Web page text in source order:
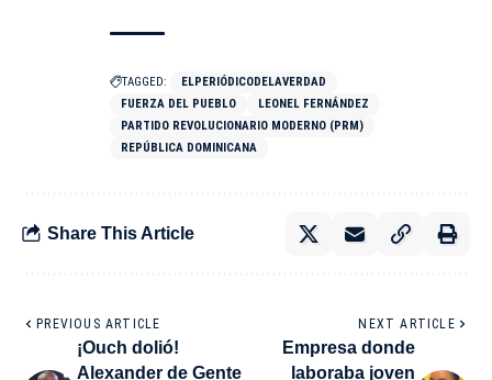
TAGGED:
ELPERIÓDICODELAVERDAD
FUERZA DEL PUEBLO
LEONEL FERNÁNDEZ
PARTIDO REVOLUCIONARIO MODERNO (PRM)
REPÚBLICA DOMINICANA
Share This Article
PREVIOUS ARTICLE
¡Ouch dolió!
Alexander de Gente
NEXT ARTICLE
Empresa donde
laboraba joven